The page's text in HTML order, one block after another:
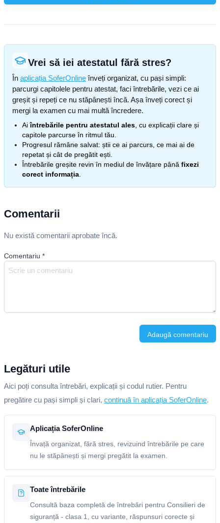
Vrei să iei atestatul fără stres?
În aplicația SoferOnline înveți organizat, cu pași simpli:
parcurgi capitolele pentru atestat, faci întrebările, vezi ce ai
greșit și repeți ce nu stăpânești încă. Așa înveți corect și
mergi la examen cu mai multă încredere.
Aiîntrebările pentru atestatul ales , cu explicații clare și
capitole parcurse în ritmul tău.
Progresul rămâne salvat: știi ce ai parcurs, ce mai ai de
repetat și cât de pregătit ești.
Întrebările greșite revin în mediul de învățare până fixezi
corect informația
Comentarii
Nu există comentarii aprobate încă.
Comentariu *
Adaugă comentariu
Legături utile
Aici poți consulta întrebări, explicații și codul rutier. Pentru
pregătire cu pași simpli și clari, continuă în aplicația SoferOnline.
Aplicația SoferOnline
Învață organizat, fără stres, revizuind întrebările pe care
nu le stăpânești și mergi pregătit la examen.
Toate întrebările
Consultă baza completă de întrebări pentru Consilieri de
siguranță - clasa 1, cu variante, răspunsuri corecte și